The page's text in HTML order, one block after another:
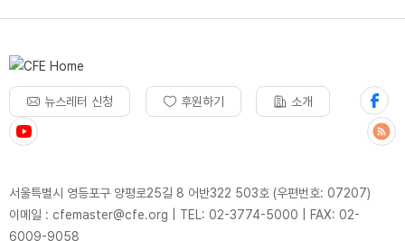
뉴스레터 신청 후원하기 소개
서울특별시 영등포구 양평로25길 8 어반322 503호 (우편번호: 07207)
이메일 : cfemaster@cfe.org
TEL: 02-3774-5000
FAX: 02-
6009-9058